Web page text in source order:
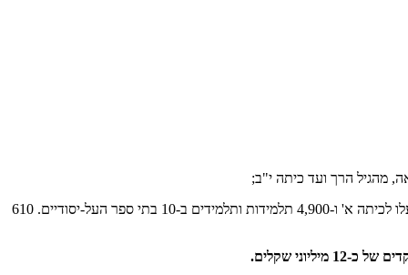
3,200 פעוטות ב-82 מעונות היום ובגני הילדים, לצידם 4,800 תלמידות ותלמידים ב- 16 בתי הספר היסודיים, ביניהם 710 תלמידות ותלמידים נרגשים שעלו לכיתה א' ו-4,900 תלמידות ותלמידים ב-10 בתי ספר העל-יסודיים. 610
שקלים.